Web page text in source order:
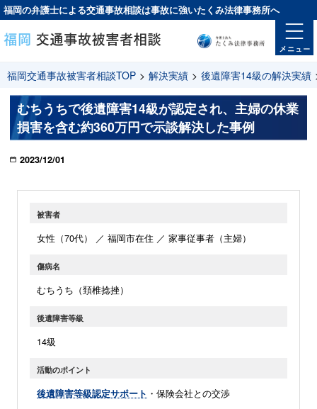
福岡の弁護士による交通事故相談は事故に強いたくみ法律事務所へ
福岡交通事故被害者相談TOP > 解決実績 > 後遺障害14級の解決実績
むちうちで後遺障害14級が認定され、主婦の休業
損害を含む約360万円で示談解決した事例
2023/12/01
被害者
女性（70代） ／ 福岡市在住 ／ 家事従事者（主婦）
傷病名
むちうち（頚椎捻挫）
後遺障害等級
14級
活動のポイント
後遺障害等級認定サポート ・保険会社との交渉